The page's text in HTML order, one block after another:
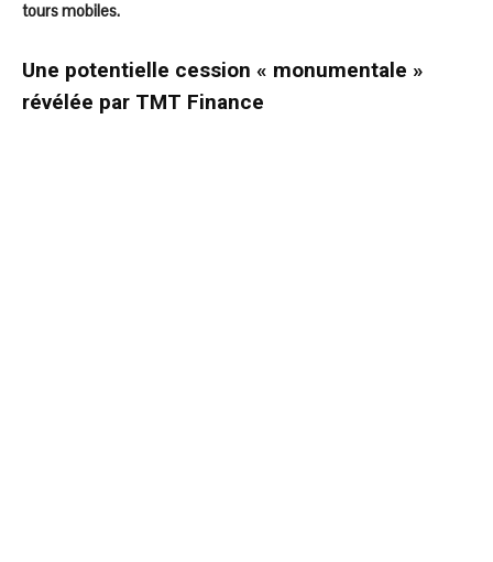
tours mobiles.
Une potentielle cession « monumentale »
révélée par TMT Finance